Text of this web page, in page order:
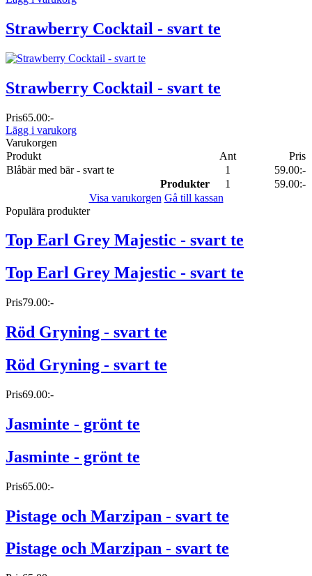
Strawberry Cocktail - svart te
Strawberry Cocktail - svart te
Pris65.00:-
Lägg i varukorg
Varukorgen
Produkt
Ant
Pris
Blåbär med bär - svart te
1
59.00:-
Produkter
1
59.00:-
Visa varukorgen Gå till kassan
Populära produkter
Top Earl Grey Majestic - svart te
Top Earl Grey Majestic - svart te
Pris79.00:-
Röd Gryning - svart te
Röd Gryning - svart te
Pris69.00:-
Jasminte - grönt te
Jasminte - grönt te
Pris65.00:-
Pistage och Marzipan - svart te
Pistage och Marzipan - svart te